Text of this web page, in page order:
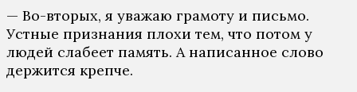
— Во-вторых, я уважаю грамоту и письмо.
Устные признания плохи тем, что потом у
людей слабеет память. А написанное слово
держится крепче.